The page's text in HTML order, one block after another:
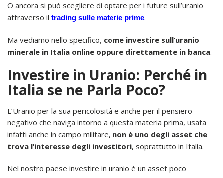
O ancora si può scegliere di optare per i future sull’uranio
attraverso il trading sulle materie prime.
Ma vediamo nello specifico, come investire sull’uranio
minerale in Italia online oppure direttamente in banca.
Investire in Uranio: Perché in
Italia se ne Parla Poco?
L’Uranio per la sua pericolosità e anche per il pensiero
negativo che naviga intorno a questa materia prima, usata
infatti anche in campo militare, non è uno degli asset che
trova l’interesse degli investitori, soprattutto in Italia.
Nel nostro paese investire in uranio è un asset poco